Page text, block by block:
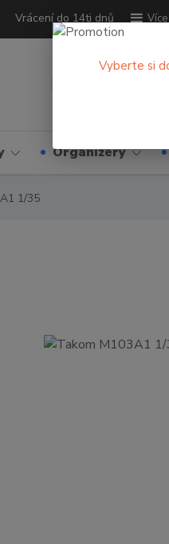
Vrácení do 14ti dnů Více
Organizéry
1/35
Vyberte si